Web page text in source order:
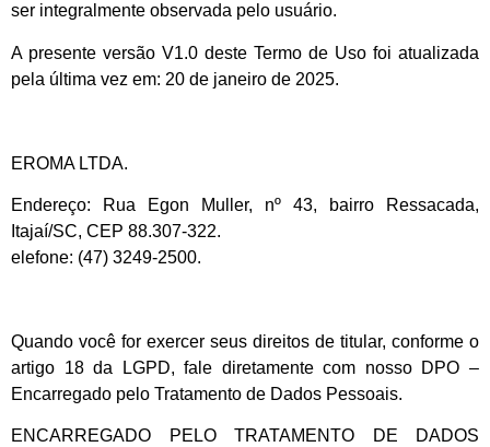
ser integralmente observada pelo usuário.
A presente versão V1.0 deste Termo de Uso foi atualizada
pela última vez em: 20 de janeiro de 2025.
EROMA LTDA.
Endereço: Rua Egon Muller, nº 43, bairro Ressacada,
Itajaí/SC, CEP 88.307-322.
elefone: (47) 3249-2500.
Quando você for exercer seus direitos de titular, conforme o
artigo 18 da LGPD, fale diretamente com nosso DPO –
Encarregado pelo Tratamento de Dados Pessoais.
ENCARREGADO PELO TRATAMENTO DE DADOS